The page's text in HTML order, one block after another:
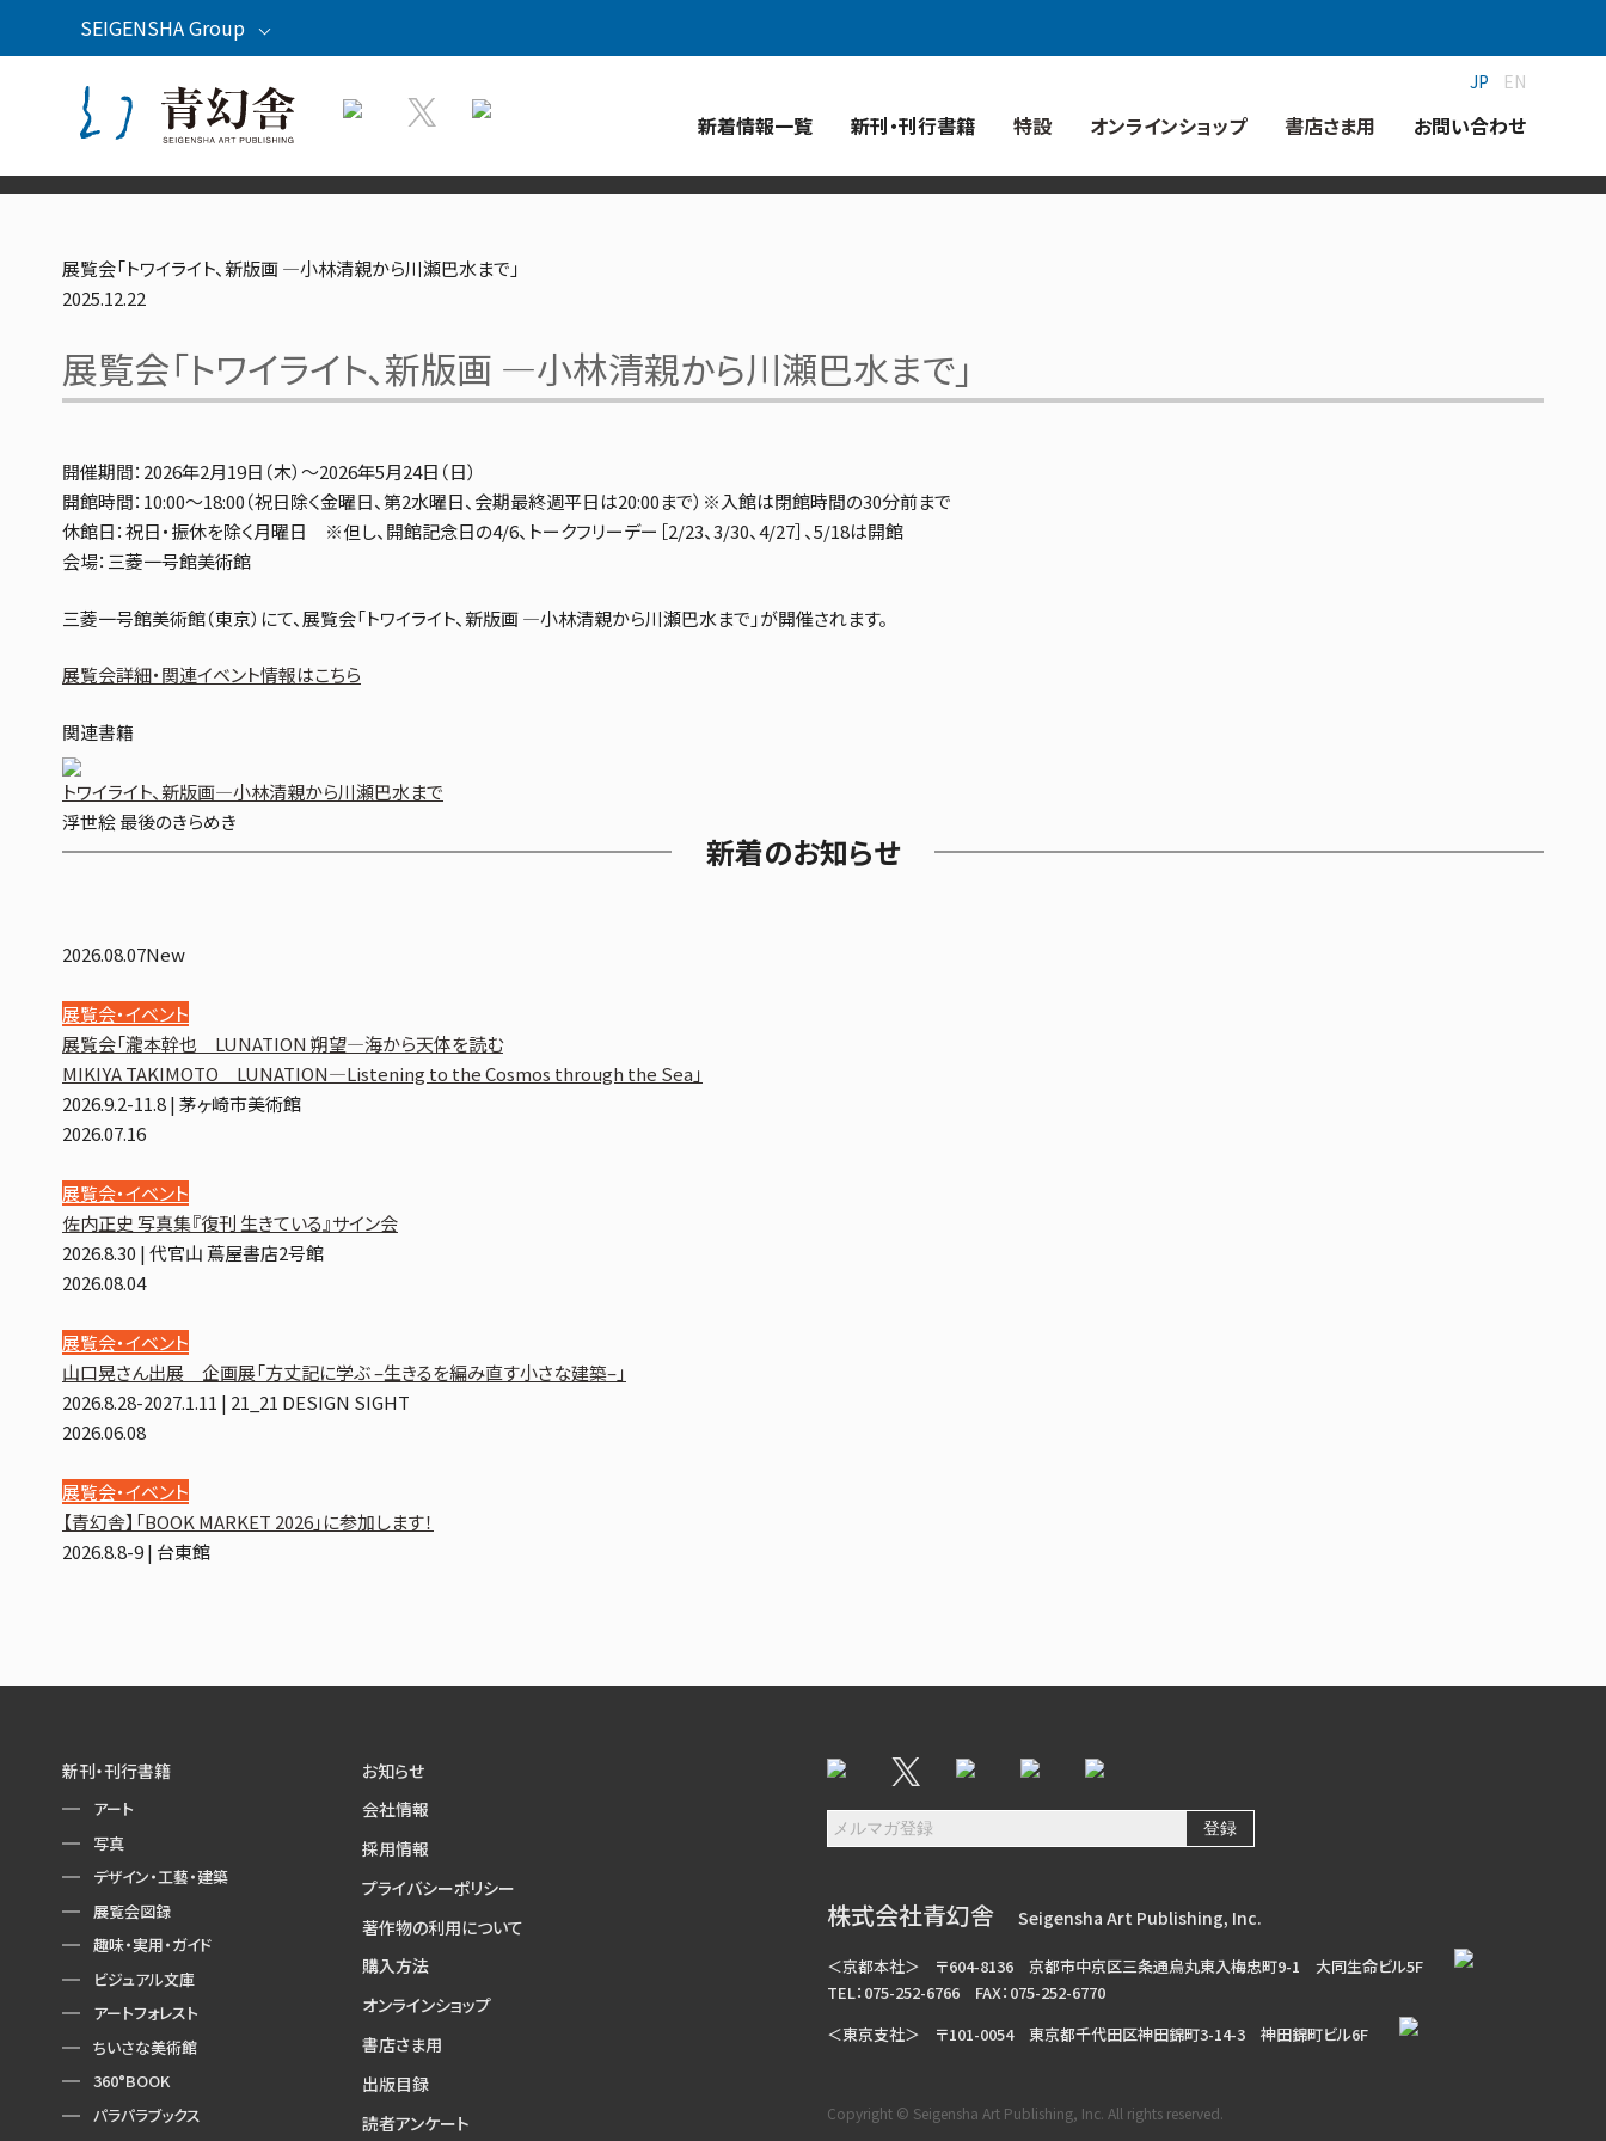
SEIGENSHA Group
青幻舎
青幻舎プロモーション 草紙堂 紫紅社 青菁社 ジャズ批評 青幻舎グループ
新着情報一覧 新刊・刊行書籍 特設 オンラインショップ 書店さま用 お問い合わせ
JP EN
展覧会「トワイライト、新版画 ―小林清親から川瀬巴水まで」
2025.12.22
展覧会「トワイライト、新版画 ―小林清親から川瀬巴水まで」
開催期間：2026年2月19日（木）～2026年5月24日（日）
開館時間：10:00～18:00（祝日除く金曜日、第2水曜日、会期最終週平日は20:00まで）※入館は閉館時間の30分前まで
休館日：祝日・振休を除く月曜日 ※但し、開館記念日の4/6、トークフリーデー［2/23、3/30、4/27］、5/18は開館
会場：三菱一号館美術館
三菱一号館美術館（東京）にて、展覧会「トワイライト、新版画 ―小林清親から川瀬巴水まで」が開催されます。
展覧会詳細・関連イベント情報はこちら
関連書籍
トワイライト、新版画―小林清親から川瀬巴水まで
浮世絵 最後のきらめき
新着のお知らせ
2026.08.07New
展覧会・イベント
展覧会「瀧本幹也 LUNATION 朔望―海から天体を読む
MIKIYA TAKIMOTO LUNATION—Listening to the Cosmos through the Sea」
2026.9.2-11.8 | 茅ヶ崎市美術館
2026.07.16
展覧会・イベント
佐内正史 写真集『復刊 生きている』サイン会
2026.8.30 | 代官山 蔦屋書店2号館
2026.08.04
展覧会・イベント
山口晃さん出展 企画展「方丈記に学ぶ –生きるを編み直す小さな建築–」
2026.8.28-2027.1.11 | 21_21 DESIGN SIGHT
2026.06.08
展覧会・イベント
【青幻舎】「BOOK MARKET 2026」に参加します！
2026.8.8-9 | 台東館
新刊・刊行書籍
アート
写真
デザイン・工藝・建築
展覧会図録
趣味・実用・ガイド
ビジュアル文庫
アートフォレスト
ちいさな美術館
360°BOOK
パラパラブックス
お知らせ
会社情報
採用情報
プライバシーポリシー
著作物の利用について
購入方法
オンラインショップ
書店さま用
出版目録
読者アンケート
株式会社青幻舎 Seigensha Art Publishing, Inc.
＜京都本社＞ 〒604-8136 京都市中京区三条通烏丸東入梅忠町9-1 大同生命ビル5F
TEL：075-252-6766
FAX：075-252-6770
＜東京支社＞
〒101-0054 東京都千代田区神田錦町3-14-3 神田錦町ビル6F
Copyright © Seigensha Art Publishing, Inc. All rights reserved.